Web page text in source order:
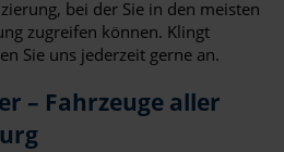
bei der Sie in den meisten
zugreifen können. Klingt
Sie uns jederzeit gerne an.
– Fahrzeuge aller